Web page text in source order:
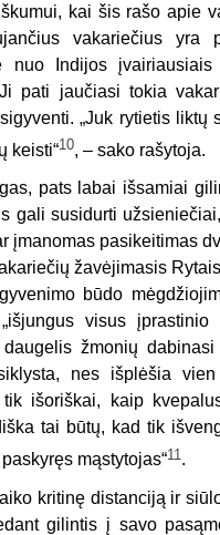
kai šis rašo apie
vakariečius
nuo Indijos
pati jaučiasi tokia
„Juk rytietis liktų
keisti“10, – sako rašytoja.
pats labai išsamiai
gali susidurti
įmanomas pasikeitimas
žavėjimasis
būdo
visus įprastinio
žmonių
nes išplėšia vien
išoriškai, kaip
tai būtų, kad tik
mąstytojas“11 .
kritinę distanciją ir
gilintis į savo